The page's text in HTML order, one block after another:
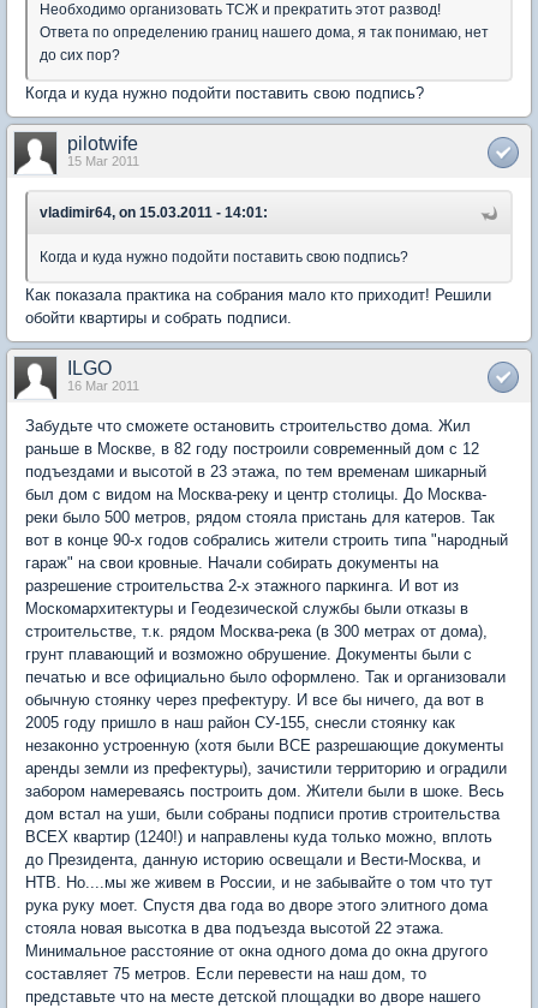
Необходимо организовать ТСЖ и прекратить этот развод!
Ответа по определению границ нашего дома, я так понимаю, нет
до сих пор?
Когда и куда нужно подойти поставить свою подпись?
pilotwife
15 Mar 2011
vladimir64, on 15.03.2011 - 14:01:
Когда и куда нужно подойти поставить свою подпись?
Как показала практика на собрания мало кто приходит! Решили
обойти квартиры и собрать подписи.
ILGO
16 Mar 2011
Забудьте что сможете остановить строительство дома. Жил
раньше в Москве, в 82 году построили современный дом с 12
подъездами и высотой в 23 этажа, по тем временам шикарный
был дом с видом на Москва-реку и центр столицы. До Москва-
реки было 500 метров, рядом стояла пристань для катеров. Так
вот в конце 90-х годов собрались жители строить типа "народный
гараж" на свои кровные. Начали собирать документы на
разрешение строительства 2-х этажного паркинга. И вот из
Москомархитектуры и Геодезической службы были отказы в
строительстве, т.к. рядом Москва-река (в 300 метрах от дома),
грунт плавающий и возможно обрушение. Документы были с
печатью и все официально было оформлено. Так и организовали
обычную стоянку через префектуру. И все бы ничего, да вот в
2005 году пришло в наш район СУ-155, снесли стоянку как
незаконно устроенную (хотя были ВСЕ разрешающие документы
аренды земли из префектуры), зачистили территорию и оградили
забором намереваясь построить дом. Жители были в шоке. Весь
дом встал на уши, были собраны подписи против строительства
ВСЕХ квартир (1240!) и направлены куда только можно, вплоть
до Президента, данную историю освещали и Вести-Москва, и
НТВ. Но....мы же живем в России, и не забывайте о том что тут
рука руку моет. Спустя два года во дворе этого элитного дома
стояла новая высотка в два подъезда высотой 22 этажа.
Минимальное расстояние от окна одного дома до окна другого
составляет 75 метров. Если перевести на наш дом, то
представьте что на месте детской площадки во дворе нашего